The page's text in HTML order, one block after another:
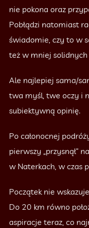
nie pokona oraz
Pobłądzi natomiast
świadomie, czy to w
też w mniej
Ale najlepiej sama/
twa myśl, twe oczy i
subiektywną opinię.
Po całonocnej
pierwszy „przysnął”
w Naterkach, w czas
Początek nie
Do 20 km równo
aspiracje teraz, co